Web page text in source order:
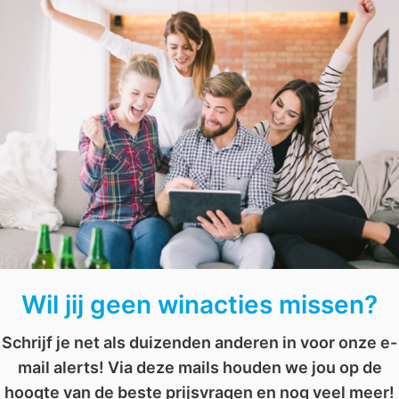
makkelijk op een leuke vakantie. Of je stopt het
energie besparen,energierekening,geld,geld winnen
AFGELOPEN: Win een rondreis door Mexico
AFGELOPEN: Win een Koopmans pannenkoekenpakket
Wil jij geen winacties missen?
Schrijf je net als duizenden anderen in voor onze e-
mail alerts! Via deze mails houden we jou op de
hoogte van de beste prijsvragen en nog veel meer!